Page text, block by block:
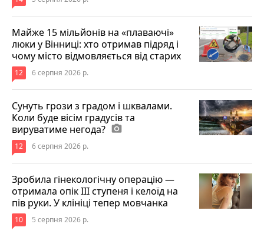
Майже 15 мільйонів на «плаваючі»
люки у Вінниці: хто отримав підряд і
чому місто відмовляється від старих
12 6 серпня 2026 р.
Сунуть грози з градом і шквалами.
Коли буде вісім градусів та
вируватиме негода? photo_camera
12 6 серпня 2026 р.
Зробила гінекологічну операцію —
отримала опік ІІІ ступеня і келоїд на
пів руки. У клініці тепер мовчанка
10 5 серпня 2026 р.